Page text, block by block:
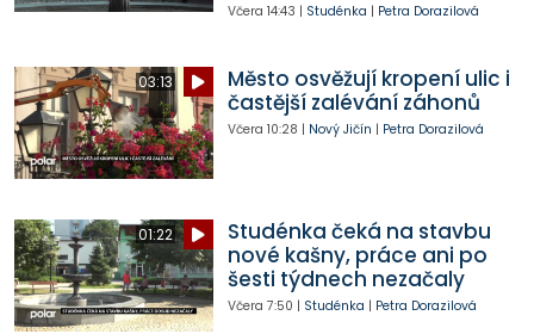
Včera 14:43 | Studénka | Petra Dorazilová
03:13
Město osvěžují kropení ulic i
častější zalévání záhonů
Včera 10:28 | Nový Jičín | Petra Dorazilová
01:22
Studénka čeká na stavbu
nové kašny, práce ani po
šesti týdnech nezačaly
Včera 7:50 | Studénka | Petra Dorazilová